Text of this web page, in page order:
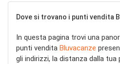
Dove si trovano i punti vendita
In questa pagina trovi una
punti vendita Bluvacanze
gli indirizzi, la distanza dalla